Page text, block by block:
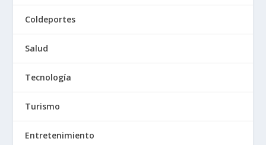
Coldeportes
Salud
Tecnología
Turismo
Entretenimiento